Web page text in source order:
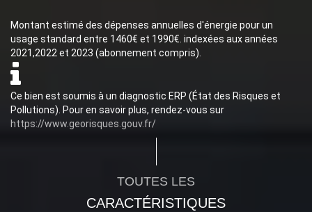
Montant estimé des dépenses annuelles d'énergie pour un
usage standard entre 1460€ et 1990€. indexées aux années
2021,2022 et 2023 (abonnement compris).
Ce bien est soumis à un diagnostic ERP (État des Risques et
Pollutions). Pour en savoir plus, rendez-vous sur
https://www.georisques.gouv.fr/
TOUTES LES
CARACTÉRISTIQUES